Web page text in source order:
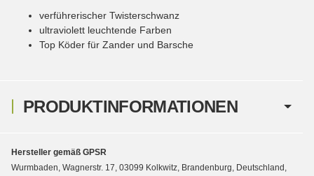
PRODUKTINFORMATIONEN
verführerischer Twisterschwanz
ultraviolett leuchtende Farben
Top Köder für Zander und Barsche
Hersteller gemäß GPSR
Wurmbaden, Wagnerstr. 17, 03099 Kolkwitz, Brandenburg, Deutschland,